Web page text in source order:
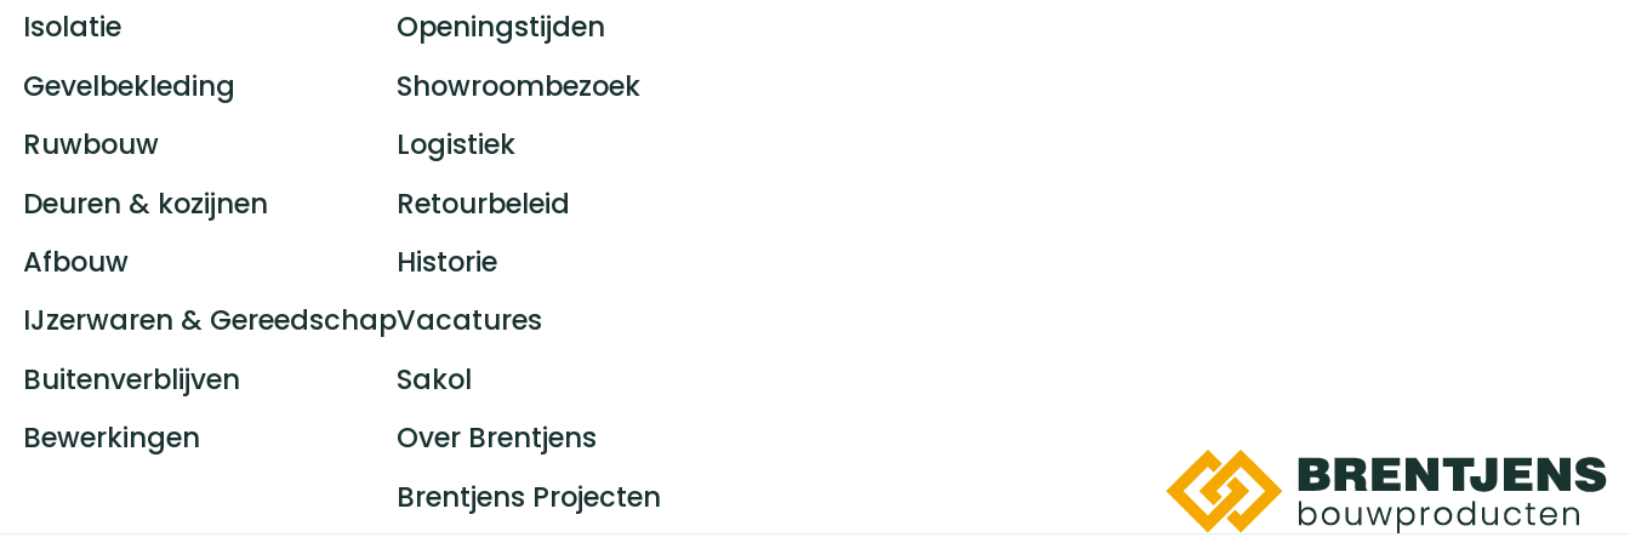
Isolatie
Gevelbekleding
Ruwbouw
Deuren & kozijnen
Afbouw
IJzerwaren & Gereedschap
Buitenverblijven
Bewerkingen
Openingstijden
Showroombezoek
Logistiek
Retourbeleid
Historie
Vacatures
Sakol
Over Brentjens
Brentjens Projecten